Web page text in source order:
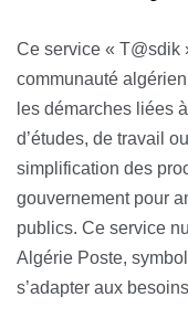
Ce service « T@sdik
communauté
les démarches liées
d’études, de travail
simplification des
gouvernement pour
publics. Ce service
Algérie Poste,
s’adapter aux